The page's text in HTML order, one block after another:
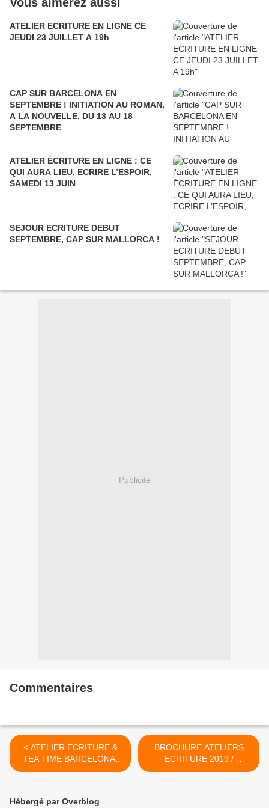
ATELIER ECRITURE EN LIGNE CE
JEUDI 23 JUILLET A 19h
CAP SUR BARCELONA EN
SEPTEMBRE ! INITIATION AU ROMAN,
A LA NOUVELLE, DU 13 AU 18
SEPTEMBRE
ATELIER ÉCRITURE EN LIGNE : CE
QUI AURA LIEU, ECRIRE L’ESPOIR,
SAMEDI 13 JUIN
SEJOUR ECRITURE DEBUT
SEPTEMBRE, CAP SUR MALLORCA !
Publicité
Commentaires
< ATELIER ECRITURE &
TEA TIME BARCELONA,
patisseries italiennes,
BROCHURE ATELIERS
ECRITURE 2019 /
FOLLETO TALLERES 2019
Hébergé par Overblog